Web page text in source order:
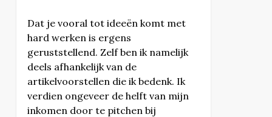
Dat je vooral tot ideeën komt met
hard werken is ergens
geruststellend. Zelf ben ik namelijk
deels afhankelijk van de
artikelvoorstellen die ik bedenk. Ik
verdien ongeveer de helft van mijn
inkomen door te pitchen bij